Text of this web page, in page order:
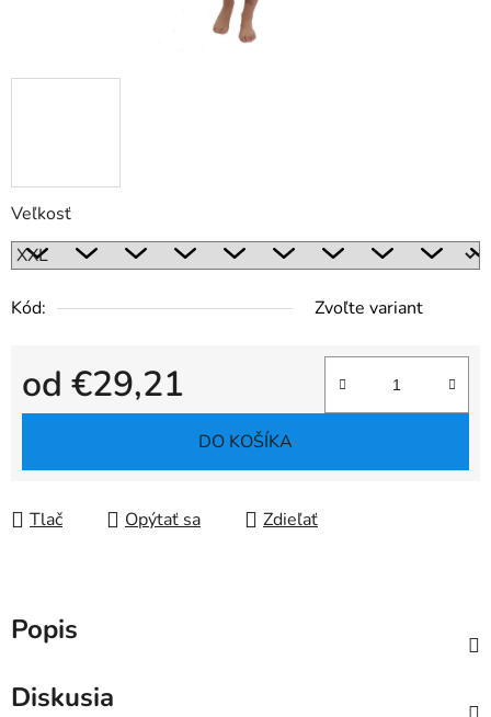
Veľkosť
Kód: Zvoľte variant
od €29,21
Jednotková cena:
DO KOŠÍKA
Tlač Opýtať sa Zdieľať
Popis
Diskusia